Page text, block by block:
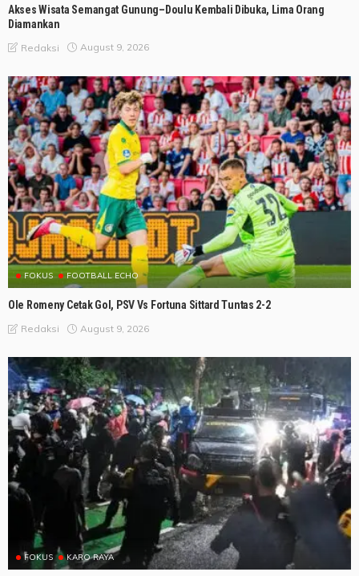
Akses Wisata Semangat Gunung–Doulu Kembali Dibuka, Lima Orang
Diamankan
Redaksi August 9, 2026
FOKUS FOOTBALL ECHO
Ole Romeny Cetak Gol, PSV Vs Fortuna Sittard Tuntas 2-2
Redaksi August 9, 2026
FOKUS KARO RAYA